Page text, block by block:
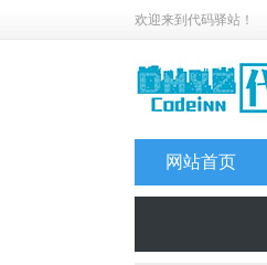
欢迎来到代码驿站！
网站首页